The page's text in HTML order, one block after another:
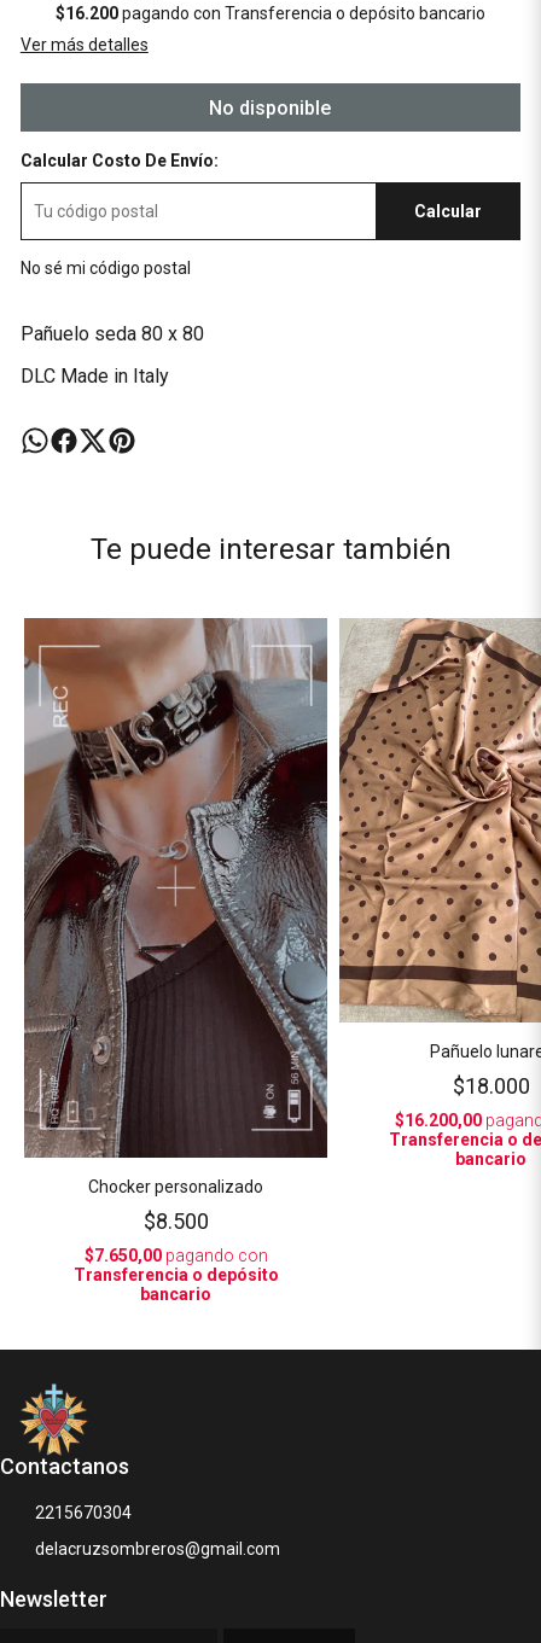
$16.200pagando con Transferencia o depósito bancario
Ver más detalles
No disponible
Calcular Costo De Envío:
Calcular
No sé mi código postal
Pañuelo seda 80 x 80
DLC Made in Italy
Te puede interesar también
Chocker personalizado
$8.500
$7.650,00pagando con
Transferencia o depósito
bancario
Pañuelo
$18.000
$16.200,00
Transferencia o
bancario
Contactanos
2215670304
delacruzsombreros@gmail.com
Newsletter